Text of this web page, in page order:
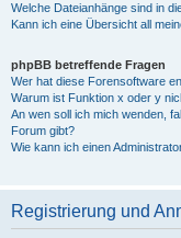
Welche Dateianhänge sind in
Kann ich eine Übersicht all
phpBB betreffende Fragen
Wer hat diese Forensoftware
Warum ist Funktion x oder y
An wen soll ich mich wenden,
Forum gibt?
Wie kann ich einen
Registrierung und